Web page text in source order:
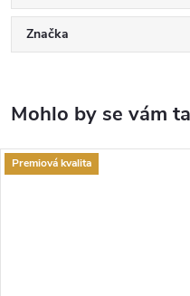
Značka
Premiová kvalita